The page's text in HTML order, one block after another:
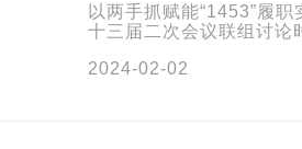
以两手抓赋能“1453”履
十三届二次会议联组讨论
2024-02-02